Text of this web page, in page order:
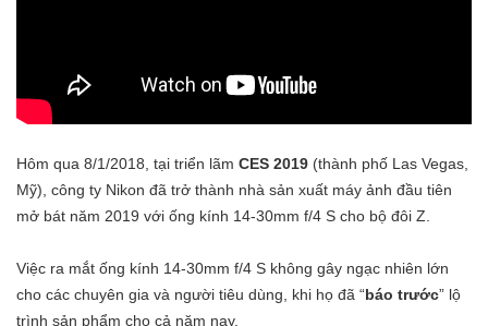
Hôm qua 8/1/2018, tại triển lãm CES 2019 (thành phố Las Vegas,
Mỹ), công ty Nikon đã trở thành nhà sản xuất máy ảnh đầu tiên
mở bát năm 2019 với ống kính 14-30mm f/4 S cho bộ đôi Z.
Việc ra mắt ống kính 14-30mm f/4 S không gây ngạc nhiên lớn
cho các chuyên gia và người tiêu dùng, khi họ đã “báo trước” lộ
trình sản phẩm cho cả năm nay.